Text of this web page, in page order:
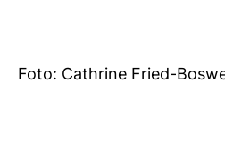
Foto: Cathrine Fried-